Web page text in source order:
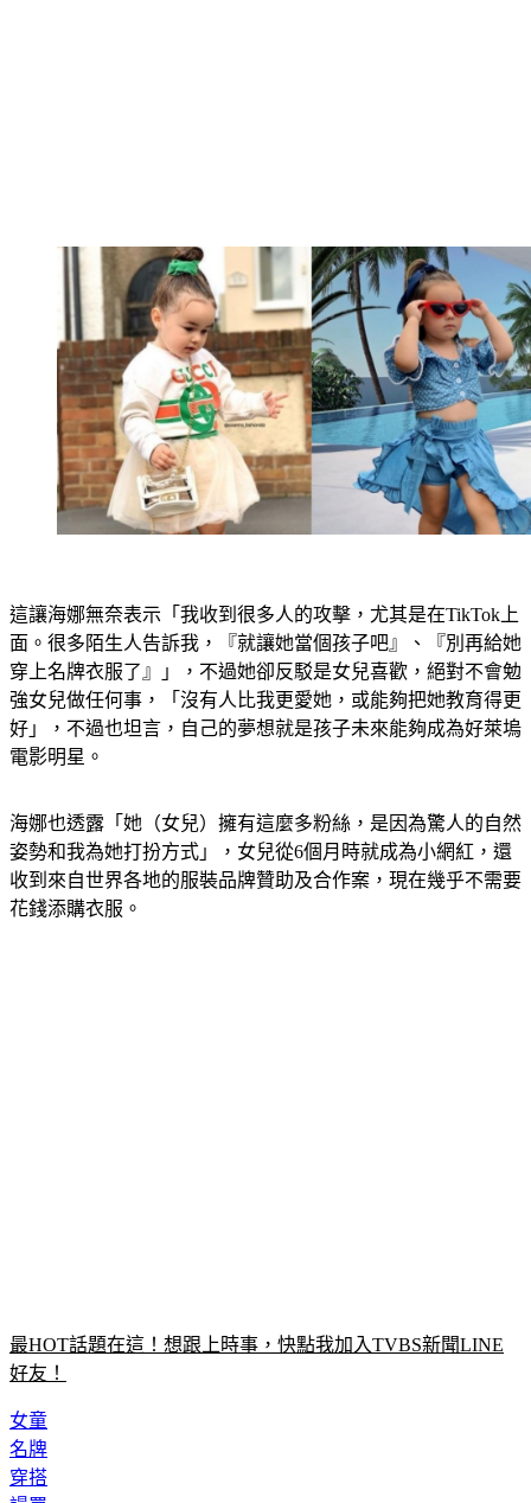
這讓海娜無奈表示「我收到很多人的攻擊，尤其是在TikTok上
面。很多陌生人告訴我，『就讓她當個孩子吧』、『別再給她
穿上名牌衣服了』」，不過她卻反駁是女兒喜歡，絕對不會勉
強女兒做任何事，「沒有人比我更愛她，或能夠把她教育得更
好」，不過也坦言，自己的夢想就是孩子未來能夠成為好萊塢
電影明星。
海娜也透露「她（女兒）擁有這麼多粉絲，是因為驚人的自然
姿勢和我為她打扮方式」，女兒從6個月時就成為小網紅，還
收到來自世界各地的服裝品牌贊助及合作案，現在幾乎不需要
花錢添購衣服。
最HOT話題在這！想跟上時事，快點我加入TVBS新聞LINE
好友！
女童
名牌
穿搭